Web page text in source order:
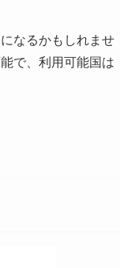
なるかもしれませ
で、利用可能国は